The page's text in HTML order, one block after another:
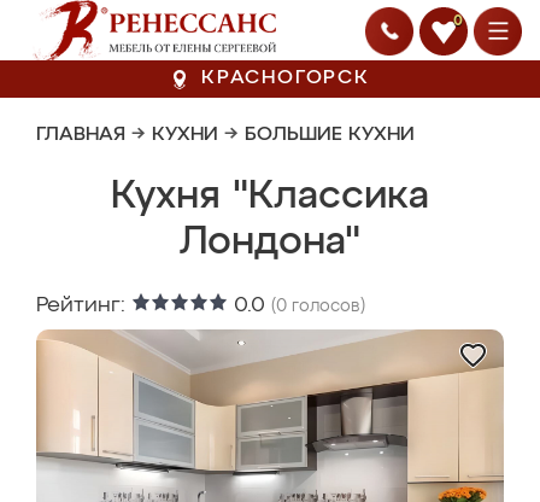
0
КРАСНОГОРСК
ГЛАВНАЯ → КУХНИ → БОЛЬШИЕ КУХНИ
Кухня "Классика
Лондона"
Рейтинг: 0.0 (0 голосов)